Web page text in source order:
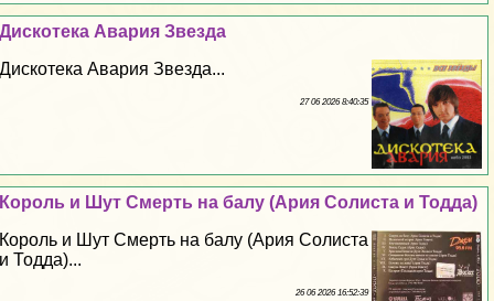
Дискотека Авария Звезда
Дискотека Авария Звезда...
27 06 2026 8:40:35
Король и Шут Cмepть на балу (Ария Солиста и Тодда)
Король и Шут Cмepть на балу (Ария Солиста
и Тодда)...
26 06 2026 16:52:39